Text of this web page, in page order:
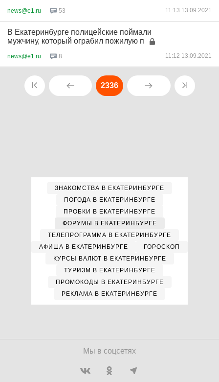
news@e1.ru 53 11:13 13.09.2021
В Екатеринбурге полицейские поймали
мужчину, который ограбил пожилую п
news@e1.ru 8 11:12 13.09.2021
2336
ЗНАКОМСТВА В ЕКАТЕРИНБУРГЕ
ПОГОДА В ЕКАТЕРИНБУРГЕ
ПРОБКИ В ЕКАТЕРИНБУРГЕ
ФОРУМЫ В ЕКАТЕРИНБУРГЕ
ТЕЛЕПРОГРАММА В ЕКАТЕРИНБУРГЕ
АФИША В ЕКАТЕРИНБУРГЕ
ГОРОСКОП
КУРСЫ ВАЛЮТ В ЕКАТЕРИНБУРГЕ
ТУРИЗМ В ЕКАТЕРИНБУРГЕ
ПРОМОКОДЫ В ЕКАТЕРИНБУРГЕ
РЕКЛАМА В ЕКАТЕРИНБУРГЕ
Мы в соцсетях